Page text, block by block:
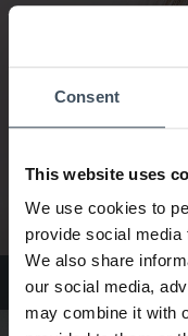
Consent
This website uses
We use cookies to
provide social
We also share
our social media,
may combine it with
Boucles d'oreilles